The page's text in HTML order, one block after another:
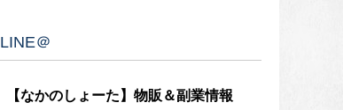
LINE＠
【なかのしょーた】物販＆副業情報